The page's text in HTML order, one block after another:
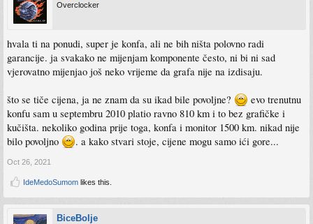
Overclocker
hvala ti na ponudi, super je konfa, ali ne bih ništa polovno radi
garancije. ja svakako ne mijenjam komponente često, ni bi ni sad
vjerovatno mijenjao još neko vrijeme da grafa nije na izdisaju.
što se tiče cijena, ja ne znam da su ikad bile povoljne?
evo trenutnu
konfu sam u septembru 2010 platio ravno 810 km i to bez grafičke i
kučišta. nekoliko godina prije toga, konfa i monitor 1500 km. nikad nije
bilo povoljno
. a kako stvari stoje, cijene mogu samo ići gore...
Oct 26, 2021
IdeMedoSumom likes this.
BiceBolje